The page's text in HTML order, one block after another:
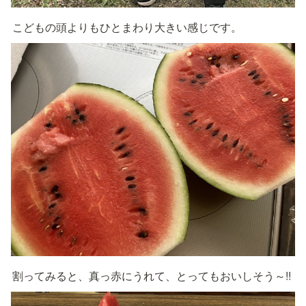
こどもの頭よりもひとまわり大きい感じです。
割ってみると、真っ赤にうれて、とってもおいしそう～!!